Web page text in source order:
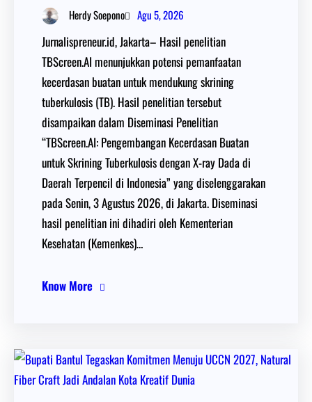
Herdy Soepono Agu 5, 2026
Jurnalispreneur.id, Jakarta– Hasil penelitian
TBScreen.AI menunjukkan potensi pemanfaatan
kecerdasan buatan untuk mendukung skrining
tuberkulosis (TB). Hasil penelitian tersebut
disampaikan dalam Diseminasi Penelitian
“TBScreen.AI: Pengembangan Kecerdasan Buatan
untuk Skrining Tuberkulosis dengan X-ray Dada di
Daerah Terpencil di Indonesia” yang diselenggarakan
pada Senin, 3 Agustus 2026, di Jakarta. Diseminasi
hasil penelitian ini dihadiri oleh Kementerian
Kesehatan (Kemenkes)…
Know More